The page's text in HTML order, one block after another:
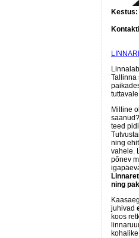
Kestus:
Tallinna
Milline
teed
ning
vahele.
põnev
ning
juhivad
koos